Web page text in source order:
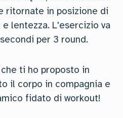
ritornate in posizione di
lentezza. L'esercizio va
per 3 round.
ti ho proposto in
il corpo in compagnia e
fidato di workout!